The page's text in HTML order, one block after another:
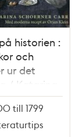
historien :
och
ur det
/ Katarina
Carr
till 1799